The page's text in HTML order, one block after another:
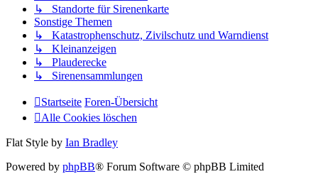
↳ Standorte für Sirenenkarte
Sonstige Themen
↳ Katastrophenschutz, Zivilschutz und Warndienst
↳ Kleinanzeigen
↳ Plauderecke
↳ Sirenensammlungen
Startseite Foren-Übersicht
Alle Cookies löschen
Flat Style by Ian Bradley
Powered by phpBB® Forum Software © phpBB Limited